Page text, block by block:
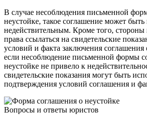
В случае несоблюдения письменной
неустойке, такое соглашение может
недействительным. Кроме того,
права ссылаться на свидетельские
условий и факта заключения соглашения
если несоблюдение письменной формы
неустойке не привело к
свидетельские показания могут быть
подтверждения условий соглашения и
Вопросы и ответы юристов